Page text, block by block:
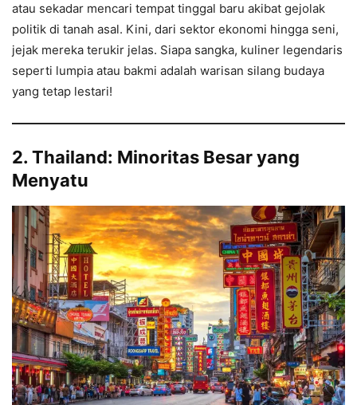
atau sekadar mencari tempat tinggal baru akibat gejolak
politik di tanah asal. Kini, dari sektor ekonomi hingga seni,
jejak mereka terukir jelas. Siapa sangka, kuliner legendaris
seperti lumpia atau bakmi adalah warisan silang budaya
yang tetap lestari!
2. Thailand: Minoritas Besar yang
Menyatu